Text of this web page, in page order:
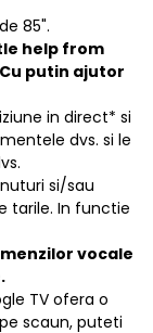
85".
help from
putin ajutor
in direct* si
dvs. si le
si/sau
tarile. In functie
vocale
TV ofera o
scaun, puteti